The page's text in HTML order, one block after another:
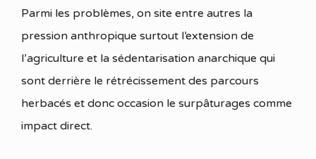
Parmi les problèmes, on site entre autres la
pression anthropique surtout l’extension de
l’agriculture et la sédentarisation anarchique qui
sont derrière le rétrécissement des parcours
herbacés et donc occasion le surpâturages comme
impact direct.